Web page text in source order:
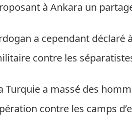
à Ankara un
a cependant déclaré
contre les
Turquie a massé des
contre les camps